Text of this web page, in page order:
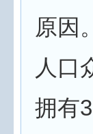
原因
人口
拥有